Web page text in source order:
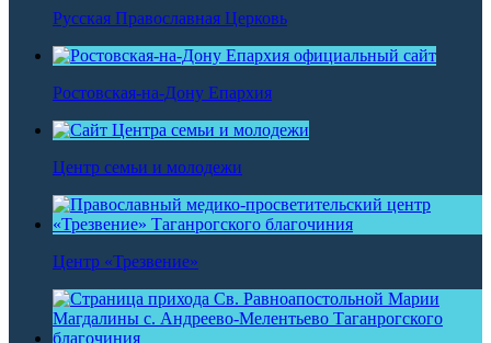
Русская Православная Церковь
Ростовская-на-Дону Епархия
Центр семьи и молодежи
Центр «Трезвение»